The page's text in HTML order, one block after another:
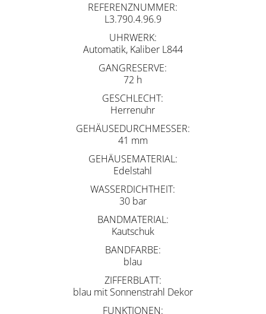
REFERENZNUMMER
L3.790.4.96.9
UHRWERK
Automatik, Kaliber L844
GANGRESERVE
72 h
GESCHLECHT
Herrenuhr
GEHÄUSEDURCHMESSER
41 mm
GEHÄUSEMATERIAL
Edelstahl
WASSERDICHTHEIT
30 bar
BANDMATERIAL
Kautschuk
BANDFARBE
blau
ZIFFERBLATT
blau mit Sonnenstrahl Dekor
FUNKTIONEN